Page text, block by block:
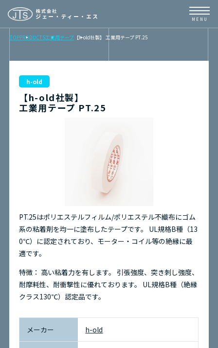
TOP
BUSINESS
取扱メーカーリンク
お問い合わせ
環境問題への取り組み
サイトマップ
TOPPRODUCTS工業用テープ【h-old社製】 工業用テープ PT.25
【h-old社製】
工業用テープ PT.25
h-old
PT.25はポリエステルフィルム/ポリエステル不織布にゴム
系の粘着剤を均一に塗布したテープです。
UL規格B種（13
0℃）に認定されており、モーター・コイル等の絶縁に最
適です。
特徴： 高い粘着力を有します。 引張強度、突き刺し強度、
耐摩耗性、耐衝撃性に優れております。 UL規格B種（絶縁
クラス130℃）認定品です。
メーカー h-old